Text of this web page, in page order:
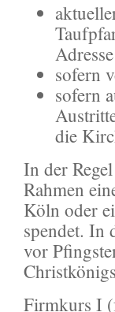
sofern
sofern
die
In der
Rahmen
Köln oder
spendet. In
vor
Firmkurs I